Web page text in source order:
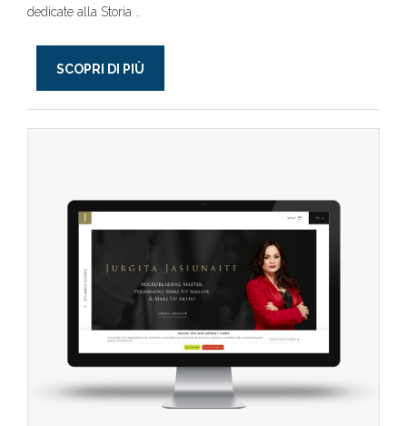
dedicate alla Storia ..
SCOPRI DI PIÙ